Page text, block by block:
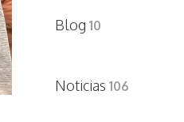
Blog 10
Noticias 106